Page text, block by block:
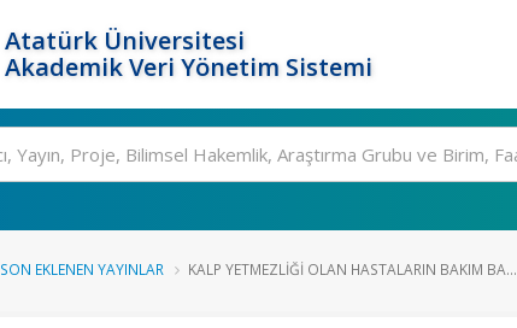
Atatürk Üniversitesi
Akademik Veri Yönetim Sistemi
SON EKLENEN YAYINLAR KALP YETMEZLIĞI OLAN HASTALARIN BAKIM BA...